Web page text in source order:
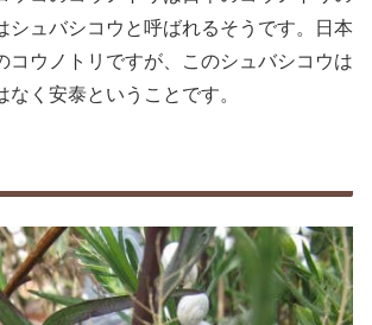
シュバシコウと呼ばれるそうです。日本
コウノトリですが、このシュバシコウは
なく安泰ということです。